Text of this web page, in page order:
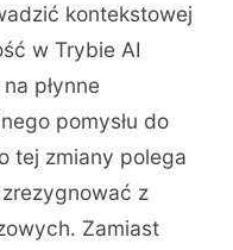
kontekstowej
w Trybie AI
płynne
pomysłu do
tej zmiany polega
z
Zamiast